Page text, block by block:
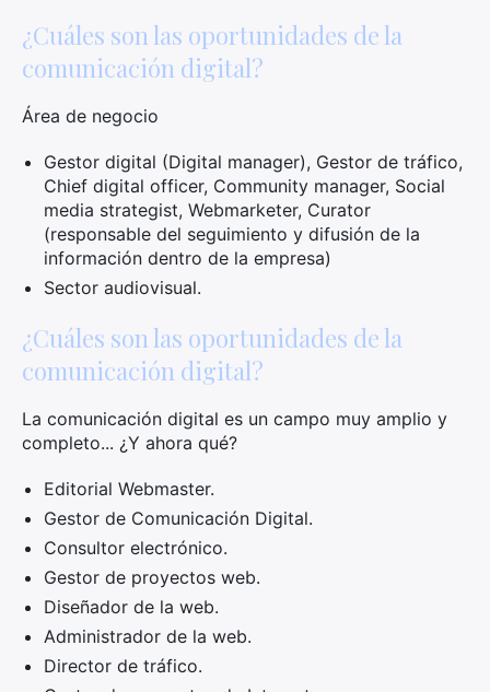
¿Cuáles son las oportunidades de la
comunicación digital?
Área de negocio
Gestor digital (Digital manager), Gestor de tráfico,
Chief digital officer, Community manager, Social
media strategist, Webmarketer, Curator
(responsable del seguimiento y difusión de la
información dentro de la empresa)
Sector audiovisual.
¿Cuáles son las oportunidades de la
comunicación digital?
La comunicación digital es un campo muy amplio y
completo... ¿Y ahora qué?
Editorial Webmaster.
Gestor de Comunicación Digital.
Consultor electrónico.
Gestor de proyectos web.
Diseñador de la web.
Administrador de la web.
Director de tráfico.